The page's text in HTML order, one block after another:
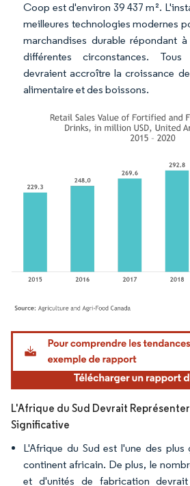
Coop est d'environ 39 437 m².
meilleures technologies modernes
marchandises durable répondant
différentes circonstances. Tous
devraient accroître la croissance
alimentaire et des boissons.
Image © Mordor Intelligence. La réutilisation
L'Afrique du Sud Devrait
Significative
L'Afrique du Sud est l'une des plus
continent africain. De plus, le
et d'unités de fabrication